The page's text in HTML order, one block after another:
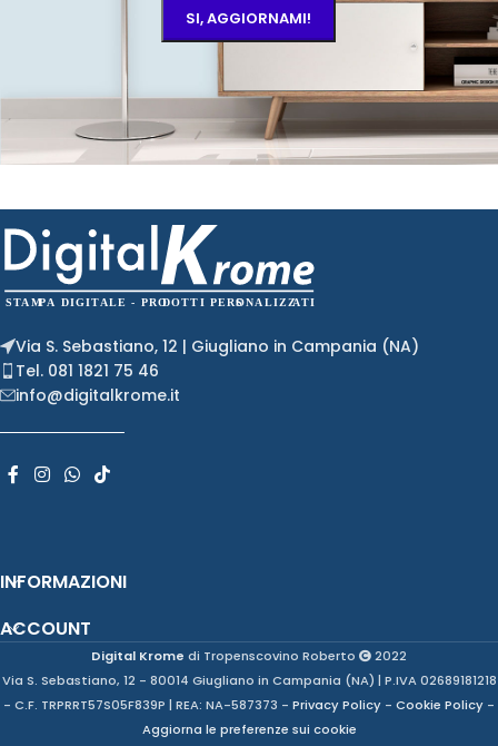
Via S. Sebastiano, 12 | Giugliano in Campania (NA)
Tel. 081 1821 75 46
info@digitalkrome.it
INFORMAZIONI
ACCOUNT
Digital Krome di Tropenscovino Roberto
2022
Via S. Sebastiano, 12 - 80014 Giugliano in Campania (NA) | P.IVA 02689181218
- C.F. TRPRRT57S05F839P | REA: NA-587373 - Privacy Policy - Cookie Policy -
Aggiorna le preferenze sui cookie